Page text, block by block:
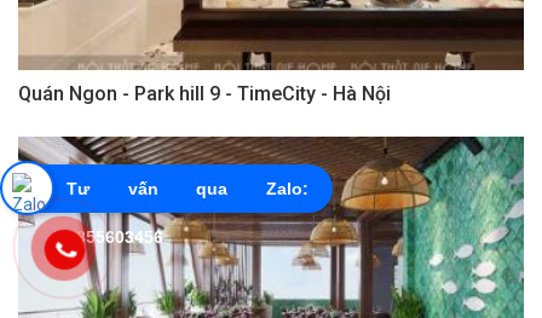
Quán Ngon - Park hill 9 - TimeCity - Hà Nội
Tư vấn qua Zalo:
0855603456